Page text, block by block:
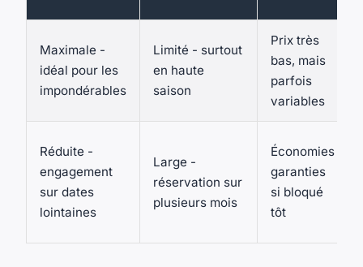
Maximale -
idéal pour les
impondérables
Limité - surtout
en haute
saison
Prix très
bas, mais
parfois
variables
Réduite -
engagement
sur dates
lointaines
Large -
réservation sur
plusieurs mois
Économies
garanties
si bloqué
tôt